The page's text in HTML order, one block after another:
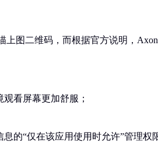
图二维码，而根据官方说明，
看屏幕更加舒服；
的“仅在该应用使用时允许”管理权